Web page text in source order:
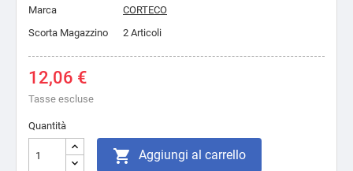
Marca
CORTECO
Scorta Magazzino
2 Articoli
12,06 €
Tasse escluse
Quantità
 Aggiungi al carrello